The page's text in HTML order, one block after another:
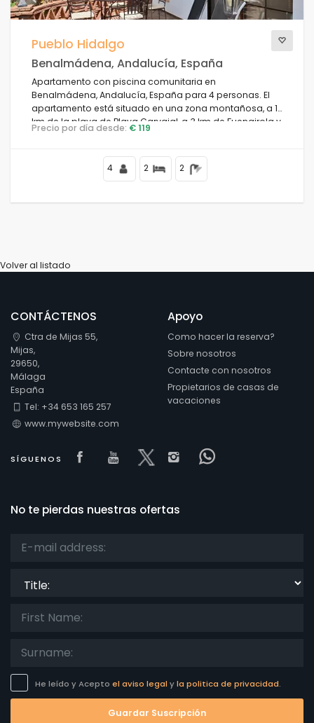
Pueblo Hidalgo
Benalmádena, Andalucía, España
Apartamento con piscina comunitaria en
Benalmádena, Andalucía, España para 4 personas. El
apartamento está situado en una zona montañosa, a 1
km de la playa de Playa Carvajal, a 3 km de Fuengirola y
a 1 km del Mediterráneo.
Precio por día desde: € 119
4 2 2
Volver al listado
CONTÁCTENOS
Ctra de Mijas 55,
Mijas,
29650,
Málaga
España
Tel: +34 653 165 257
www.mywebsite.com
SÍGUENOS Visit our Facebook page
Visit our youtube page
Visit our x page
Visit our isntagram
Visit our
Apoyo
Como hacer la reserva?
Sobre nosotros
Contacte con nosotros
Propietarios de casas de
vacaciones
No te pierdas nuestras ofertas
He leído y Acepto el aviso legal yla politica de privacidad.
Guardar Suscripción